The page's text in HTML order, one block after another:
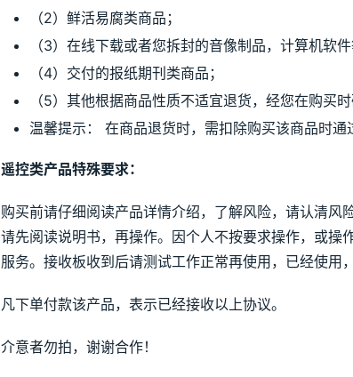
（2）鲜活易腐类商品；
（3）在线下载或者您拆封的音像制品，计算机软
（4）交付的报纸期刊类商品；
（5）其他根据商品性质不适宜退货，经您在购买
温馨提示： 在商品退货时，需扣除购买该商品时通
遥控类产品特殊要求：
购买前请仔细阅读产品详情介绍，了解风险，请认清
请先阅读说明书，再操作。因个人不按要求操作，或
服务。接收板收到后请测试工作正常再使用，已经使用
凡下单付款该产品，表示已经接收以上协议。
介意者勿拍，谢谢合作！